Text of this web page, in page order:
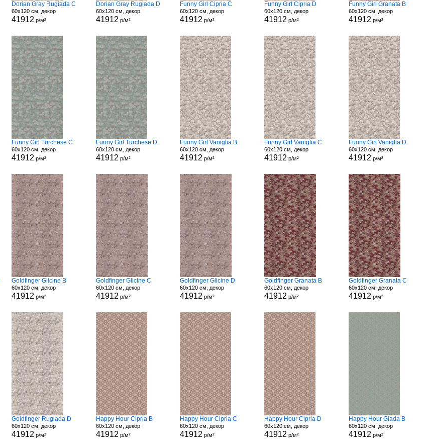
Dorian Gray Rugiada C
60x120 см, декор
41912 р/м²
Dorian Gray Rugiada D
60x120 см, декор
41912 р/м²
Funny Girl Cipria C
60x120 см, декор
41912 р/м²
Funny Girl Cipria D
60x120 см, декор
41912 р/м²
Funny Girl Granata B
60x120 см, декор
41912 р/м²
Funny Girl Turchese C
60x120 см, декор
41912 р/м²
Funny Girl Turchese D
60x120 см, декор
41912 р/м²
Funny Girl Vaniglia B
60x120 см, декор
41912 р/м²
Funny Girl Vaniglia C
60x120 см, декор
41912 р/м²
Funny Girl Vaniglia D
60x120 см, декор
41912 р/м²
Goldfinger Glicine B
60x120 см, декор
41912 р/м²
Goldfinger Glicine C
60x120 см, декор
41912 р/м²
Goldfinger Glicine D
60x120 см, декор
41912 р/м²
Goldfinger Granata B
60x120 см, декор
41912 р/м²
Goldfinger Granata C
60x120 см, декор
41912 р/м²
Goldfinger Rugiada D
60x120 см, декор
41912 р/м²
Happy Hour Cipria B
60x120 см, декор
41912 р/м²
Happy Hour Cipria C
60x120 см, декор
41912 р/м²
Happy Hour Cipria D
60x120 см, декор
41912 р/м²
Happy Hour Giada B
60x120 см, декор
41912 р/м²